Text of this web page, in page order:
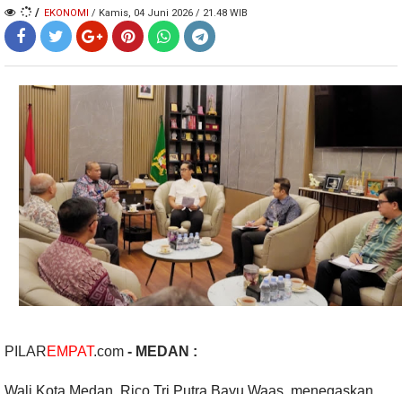
/ EKONOMI / Kamis, 04 Juni 2026 / 21.48 WIB
PILAREMPAT.com - MEDAN :